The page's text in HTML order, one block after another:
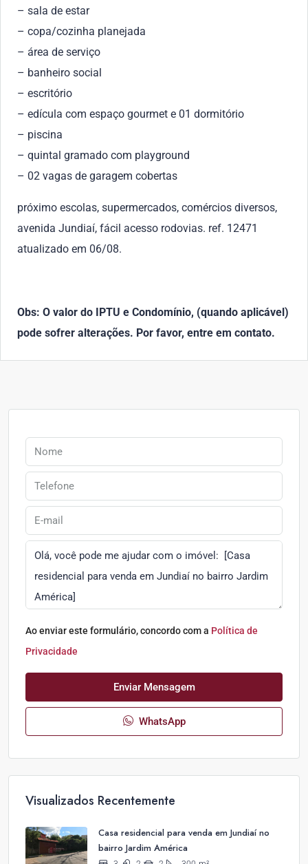
– sala de estar
– copa/cozinha planejada
– área de serviço
– banheiro social
– escritório
– edícula com espaço gourmet e 01 dormitório
– piscina
– quintal gramado com playground
– 02 vagas de garagem cobertas
próximo escolas, supermercados, comércios diversos,
avenida Jundiaí, fácil acesso rodovias. ref. 12471
atualizado em 06/08.
Obs: O valor do IPTU e Condomínio, (quando aplicável)
pode sofrer alterações. Por favor, entre em contato.
Ao enviar este formulário, concordo com a Política de
Privacidade
Enviar Mensagem
WhatsApp
Visualizados Recentemente
Casa residencial para venda em Jundiaí no
bairro Jardim América